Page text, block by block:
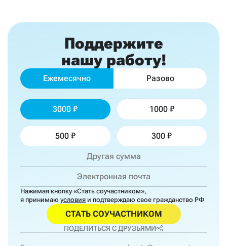
Поддержите
нашу работу!
Ежемесячно Разово
3000 1000
500 300
Нажимая кнопку «Стать соучастником»,
я принимаю условия и подтверждаю свое гражданство РФ
СТАТЬ СОУЧАСТНИКОМ
ПОДЕЛИТЬСЯ С ДРУЗЬЯМИ